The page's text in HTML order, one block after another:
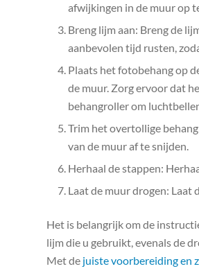
afwijkingen in de muur op
Breng lijm aan: Breng de
aanbevolen tijd rusten,
Plaats het fotobehang op
de muur. Zorg ervoor dat
behangroller om
Trim het overtollige
van de muur af te snijden.
Herhaal de stappen:
Laat de muur drogen: Laat
Het is belangrijk om de
lijm die u gebruikt, evenals de
Met de juiste voorbereiding en